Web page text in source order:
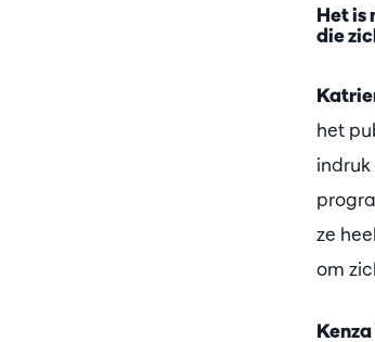
Het is
die
het
ze
om
Kenza